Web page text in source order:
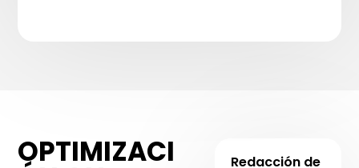
OPTIMIZACI
Redacción de